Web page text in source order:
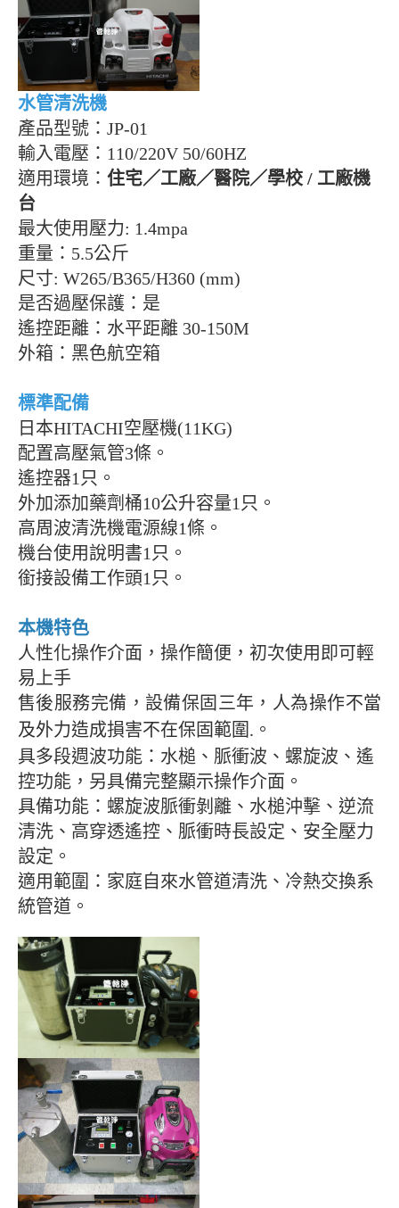
水管清洗機
產品型號： JP-01
輸入電壓： 110/220V 50/60HZ
適用環境： 住宅／工廠／醫院／學校 / 工廠機
台
最大使用壓力: 1.4mpa
重量： 5.5公斤
尺寸: W265/B365/H360 (mm)
是否過壓保護：是
遙控距離：水平距離 30-150M
外箱：黑色航空箱
標準配備
日本HITACHI空壓機(11KG)
配置高壓氣管3條。
遙控器1 只。
外加添加藥劑桶10公升容量1 只。
高周波清洗機電源線1條。
機台使用說明書1 只。
銜接設備工作頭1 只。
本機特色
人性化操作介面，操作簡便，初次使用即可輕
易上手
售後服務完備，設備保固三年， 人為操作不當
及外力造成損害不在保固範圍. 。
具多段週波功能：水槌、脈衝波、螺旋波、遙
控功能，另具備完整顯示操作介面。
具備功能：螺旋波脈衝剝離、水槌沖擊、逆流
清洗、高穿透遙控、脈衝時長設定、安全壓力
設定。
適用範圍：家庭自來水管道清洗、冷熱交換系
統管道。